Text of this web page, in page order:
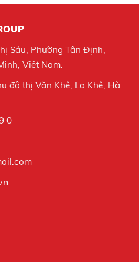
Sáu, Phường Tân Định,
Việt Nam.
đô thị Văn Khê, La Khê, Hà
0